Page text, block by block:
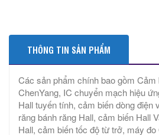
THÔNG TIN SẢN PHẨM
Các sản phẩm chính bao gồm Cảm
ChenYang, IC chuyển mạch hiệu
Hall tuyến tính, cảm biến dòng điện
răng bánh răng Hall, cảm biến Hall
Hall, cảm biến tốc độ từ trở, máy